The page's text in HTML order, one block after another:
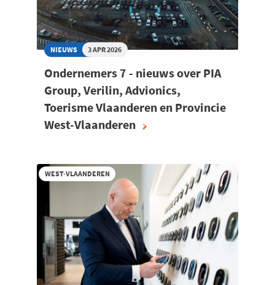
NIEUWS 3 APR 2026
Ondernemers 7 - nieuws over PIA
Group, Verilin, Advionics,
Toerisme Vlaanderen en Provincie
West-Vlaanderen
WEST-VLAANDEREN